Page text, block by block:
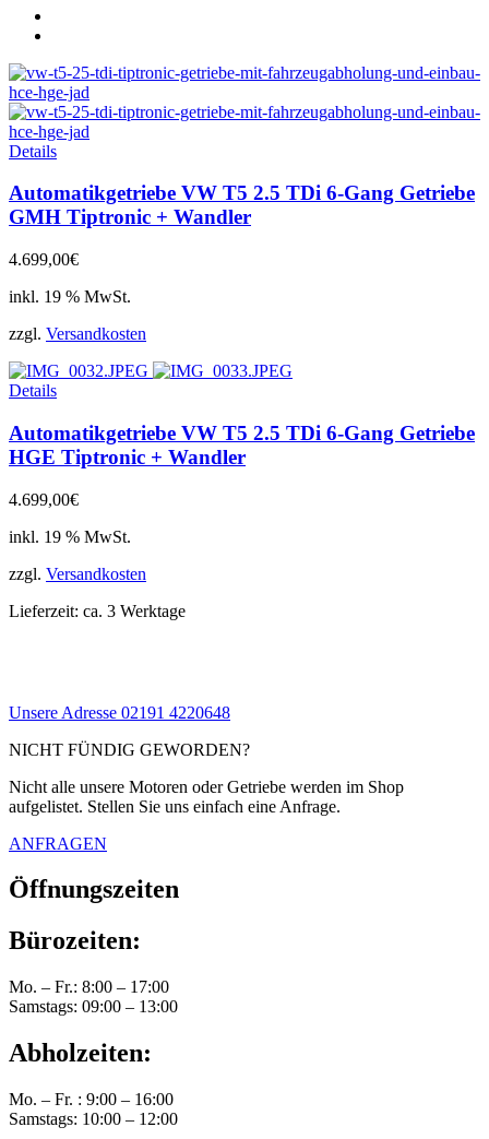
Details
Automatikgetriebe VW T5 2.5 TDi 6-Gang Getriebe
GMH Tiptronic + Wandler
4.699,00€
inkl. 19 % MwSt.
zzgl. Versandkosten
Details
Automatikgetriebe VW T5 2.5 TDi 6-Gang Getriebe
HGE Tiptronic + Wandler
4.699,00€
inkl. 19 % MwSt.
zzgl. Versandkosten
Lieferzeit: ca. 3 Werktage
Unsere Adresse 02191 4220648
NICHT FÜNDIG GEWORDEN?
Nicht alle unsere Motoren oder Getriebe werden im Shop
aufgelistet. Stellen Sie uns einfach eine Anfrage.
ANFRAGEN
Öffnungszeiten
Bürozeiten:
Mo. – Fr.: 8:00 – 17:00
Samstags: 09:00 – 13:00
Abholzeiten:
Mo. – Fr. : 9:00 – 16:00
Samstags: 10:00 – 12:00